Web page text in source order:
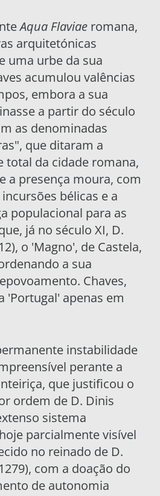
Aqua Flaviae romana,
arquitetónicas
uma urbe da sua
acumulou valências
embora a sua
a partir do século
as denominadas
que ditaram a
total da cidade romana,
a presença moura, com
bélicas e a
populacional para as
já no século XI, D.
o 'Magno', de Castela,
a sua
Chaves,
'Portugal' apenas em
instabilidade
perante a
que justificou o
ordem de D. Dinis
sistema
parcialmente visível
no reinado de D.
com a doação do
de autonomia